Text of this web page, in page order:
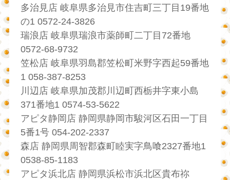
多治見店 岐阜県多治見市住吉町三丁目19番地
の1 0572-24-3826
瑞浪店 岐阜県瑞浪市薬師町二丁目72番地
0572-68-9732
笠松店 岐阜県羽島郡笠松町米野字西起59番地
1 058-387-8253
川辺店 岐阜県加茂郡川辺町西栃井字東小島
371番地1 0574-53-5622
アピタ静岡店 静岡県静岡市駿河区石田一丁目
5番1号 054-202-2337
森店 静岡県周智郡森町睦実字鳥喰2327番地1
0538-85-1183
アピタ浜北店 静岡県浜松市浜北区貴布祢